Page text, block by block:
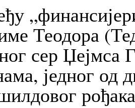
Теодора
сер
јед­ног од